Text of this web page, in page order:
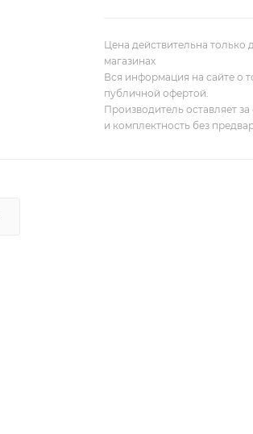
Цена действительна только
магазинах
Вся информация на сайте о
публичной офертой.
Производитель оставляет
и комплектность без